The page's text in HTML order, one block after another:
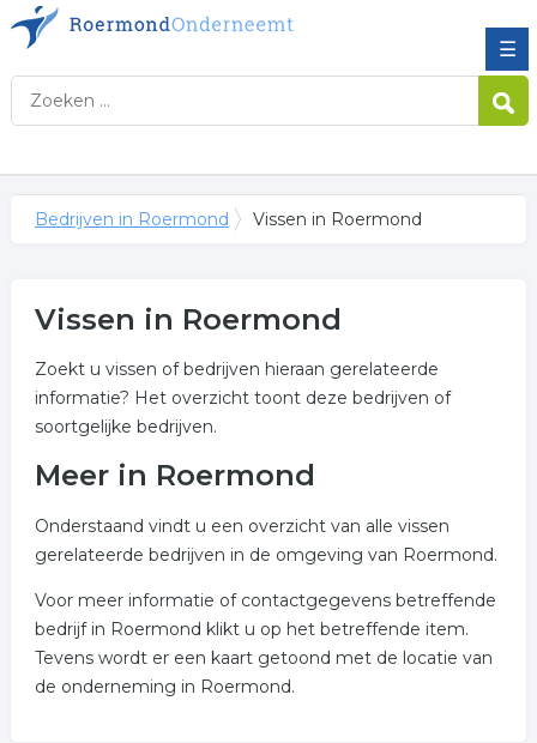
☰
Bedrijven in Roermond Vissen in Roermond
Vissen in Roermond
Zoekt u vissen of bedrijven hieraan gerelateerde
informatie? Het overzicht toont deze bedrijven of
soortgelijke bedrijven.
Meer in Roermond
Onderstaand vindt u een overzicht van alle vissen
gerelateerde bedrijven in de omgeving van Roermond.
Voor meer informatie of contactgegevens betreffende
bedrijf in Roermond klikt u op het betreffende item.
Tevens wordt er een kaart getoond met de locatie van
de onderneming in Roermond.